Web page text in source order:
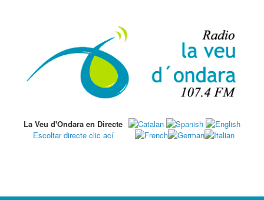
La Veu d'Ondara en Directe
Escoltar directe clic ací